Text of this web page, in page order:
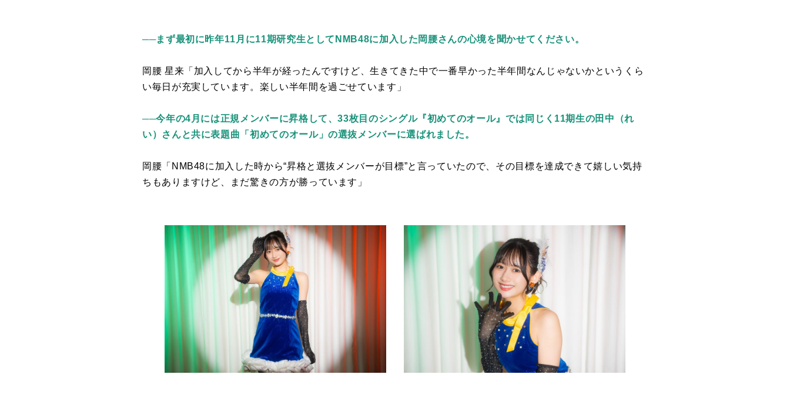
──まず最初に昨年11月に11期研究生としてNMB48に加入した岡腰さんの心境を聞かせてください。
岡腰 星来「加入してから半年が経ったんですけど、生きてきた中で一番早かった半年間なんじゃないかというくら
い毎日が充実しています。楽しい半年間を過ごせています」
──今年の4月には正規メンバーに昇格して、33枚目のシングル『初めてのオール』では同じく11期生の田中（れ
い）さんと共に表題曲「初めてのオール」の選抜メンバーに選ばれました。
岡腰「 NMB48に加入した時から“昇格と選抜メンバーが目標”と言っていたので、その目標を達成できて嬉しい気持
ちもありますけど、まだ驚きの方が勝っています」